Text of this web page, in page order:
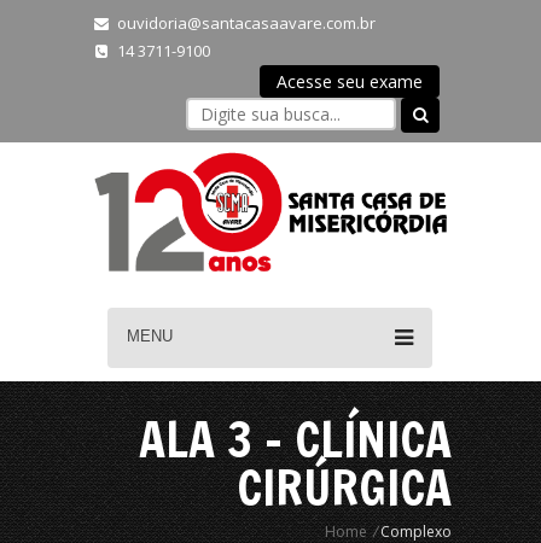
ouvidoria@santacasaavare.com.br
14 3711-9100
Acesse seu exame
MENU
ALA 3 - CLÍNICA
CIRÚRGICA
Home /Complexo